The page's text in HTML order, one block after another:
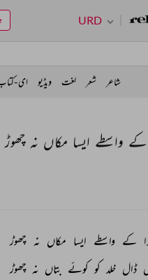
واسطے ایسا مکاں نہ چھوڑ
کے واسطے ایسا مکاں نہ چھوڑ
ڈال خلد کو کوئے بتاں نہ چھوڑ
URD
شاعر شعر لغت ویڈیو ای-